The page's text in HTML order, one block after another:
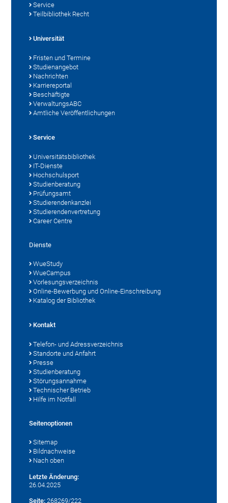
Service
Teilbibliothek Recht
Universität
Fristen und Termine
Studienangebot
Nachrichten
Karriereportal
Beschäftigte
VerwaltungsABC
Amtliche Veröffentlichungen
Service
Universitätsbibliothek
IT-Dienste
Hochschulsport
Studienberatung
Prüfungsamt
Studierendenkanzlei
Studierendenvertretung
Career Centre
Dienste
WueStudy
WueCampus
Vorlesungsverzeichnis
Online-Bewerbung und Online-Einschreibung
Katalog der Bibliothek
Kontakt
Telefon- und Adressverzeichnis
Standorte und Anfahrt
Presse
Studienberatung
Störungsannahme
Technischer Betrieb
Hilfe im Notfall
Seitenoptionen
Sitemap
Bildnachweise
Nach oben
Letzte Änderung:
26.04.2025
Seite: 268269/222